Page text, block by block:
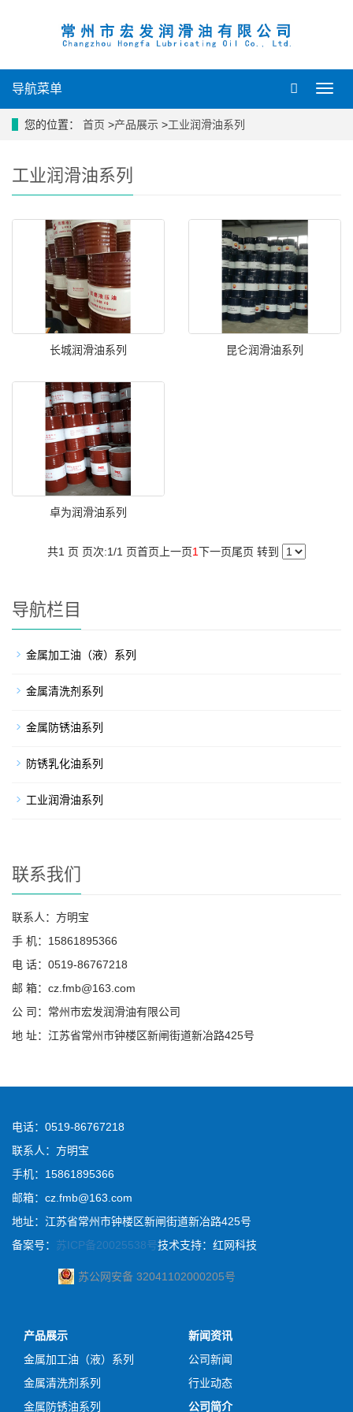
导
导航菜单
您的位置： 首页 >产品展示 >工业润滑油系列
工业润滑油系列
长城润滑油系列 昆仑润滑油系列
卓为润滑油系列
共1 页 页次:1/1 页首页 上一页1下一页尾页 转到
导航栏目
金属加工油（液）系列
金属清洗剂系列
金属防锈油系列
防锈乳化油系列
工业润滑油系列
联系我们
联系人：方明宝
手 机：15861895366
电 话：0519-86767218
邮 箱：cz.fmb@163.com
公 司：常州市宏发润滑油有限公司
地 址：江苏省常州市钟楼区新闸街道新冶路425号
电话：0519-86767218
联系人：方明宝
手机：15861895366
邮箱：cz.fmb@163.com
地址：江苏省常州市钟楼区新闸街道新冶路425号
备案号： 苏ICP备20025538号技术支持：红网科技
苏公网安备 32041102000205号
产品展示
金属加工油（液）系列
金属清洗剂系列
金属防锈油系列
新闻资讯
公司新闻
行业动态
公司简介